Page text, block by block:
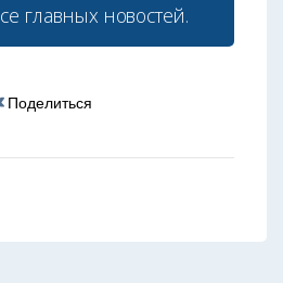
главных новостей.
Поделиться